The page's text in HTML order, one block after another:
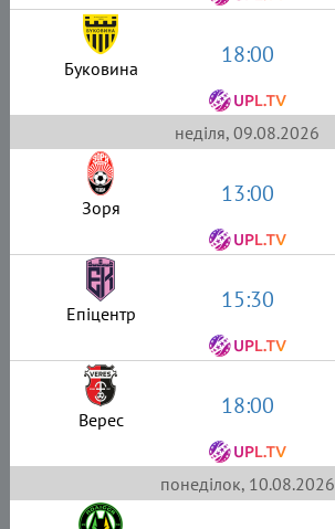
Буковина 18:00
неділя, 09.08.2026
Зоря 13:00
Епіцентр 15:30
Верес 18:00
понеділок, 10.08.2026